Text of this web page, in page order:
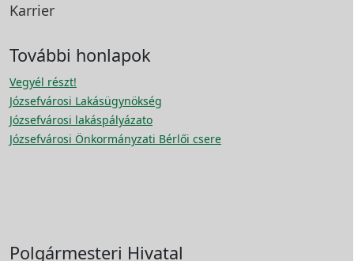
Karrier
További honlapok
Vegyél részt!
Józsefvárosi Lakásügynökség
Józsefvárosi lakáspályázato
Józsefvárosi Önkormányzati Bérlői csere
Polgármesteri Hivatal